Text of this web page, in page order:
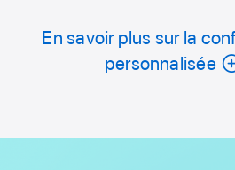
En savoir plus sur la
personnalisée